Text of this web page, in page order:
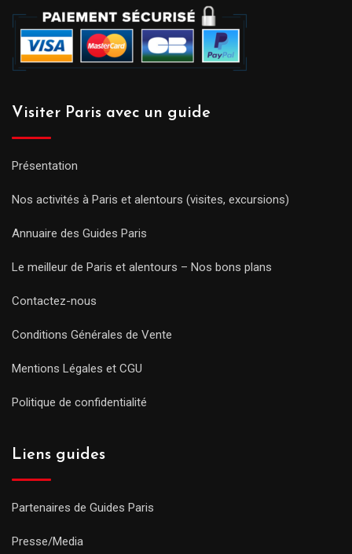
Visiter Paris avec un guide
Présentation
Nos activités à Paris et alentours (visites, excursions)
Annuaire des Guides Paris
Le meilleur de Paris et alentours – Nos bons plans
Contactez-nous
Conditions Générales de Vente
Mentions Légales et CGU
Politique de confidentialité
Liens guides
Partenaires de Guides Paris
Presse/Media